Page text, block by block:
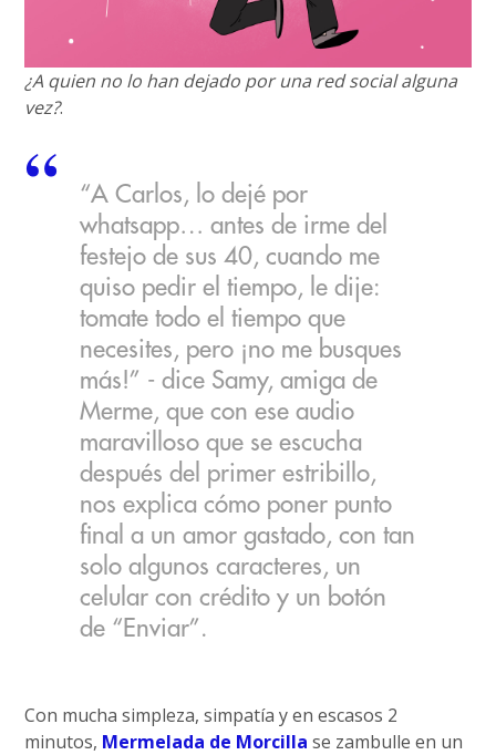
¿A quien no lo han dejado por una red social alguna
vez?.
“A Carlos, lo dejé por
whatsapp… antes de irme del
festejo de sus 40, cuando me
quiso pedir el tiempo, le dije:
tomate todo el tiempo que
necesites, pero ¡no me busques
más!” - dice Samy, amiga de
Merme, que con ese audio
maravilloso que se escucha
después del primer estribillo,
nos explica cómo poner punto
final a un amor gastado, con tan
solo algunos caracteres, un
celular con crédito y un botón
de “Enviar”.
Con mucha simpleza, simpatía y en escasos 2
minutos, Mermelada de Morcilla se zambulle en un